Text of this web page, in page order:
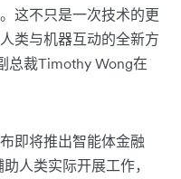
这不只是一次技术的更
类与机器互动的全新方
总裁Timothy Wong在
即将推出智能体金融
人类实际开展工作，